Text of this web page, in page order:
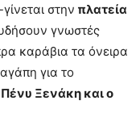
στην πλατεία
γνωστές
καράβια τα όνειρα
για το
Πένυ Ξενάκη και ο